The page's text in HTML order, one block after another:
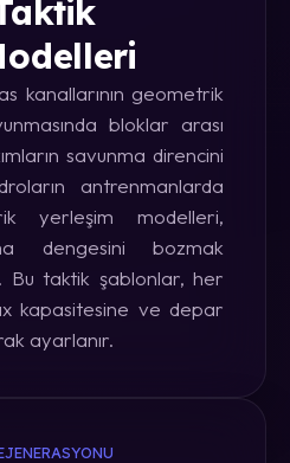
kanallarının geometrik
bloklar arası
savunma direncini
antrenmanlarda
yerleşim modelleri,
dengesini bozmak
Bu taktik şablonlar, her
kapasitesine ve depar
ayarlanır.